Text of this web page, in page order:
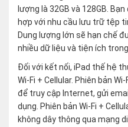
lượng là 32GB và 128GB.
hợp với nhu cầu lưu trữ tệp
Dung lượng lớn sẽ hạn chế
nhiều dữ liệu và tiện ích
Đối với kết nối, iPad thế hệ
Wi-Fi + Cellular. Phiên bản
để truy cập Internet, gửi
dụng. Phiên bản Wi-Fi +
không dây thông qua mạng